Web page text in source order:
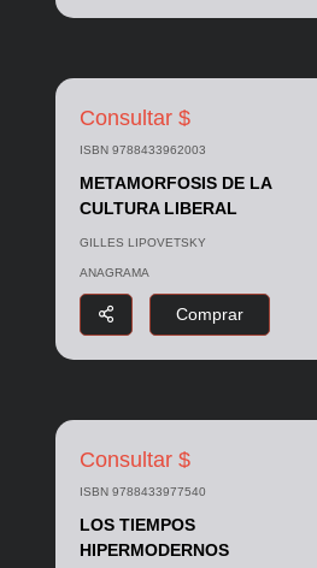
Consultar $
ISBN 9788433962003
METAMORFOSIS DE LA
CULTURA LIBERAL
GILLES LIPOVETSKY
ANAGRAMA
Comprar
Consultar $
ISBN 9788433977540
LOS TIEMPOS
HIPERMODERNOS